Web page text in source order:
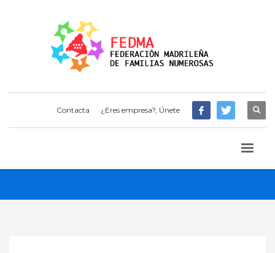
Contacta ¿Eres empresa?, Únete